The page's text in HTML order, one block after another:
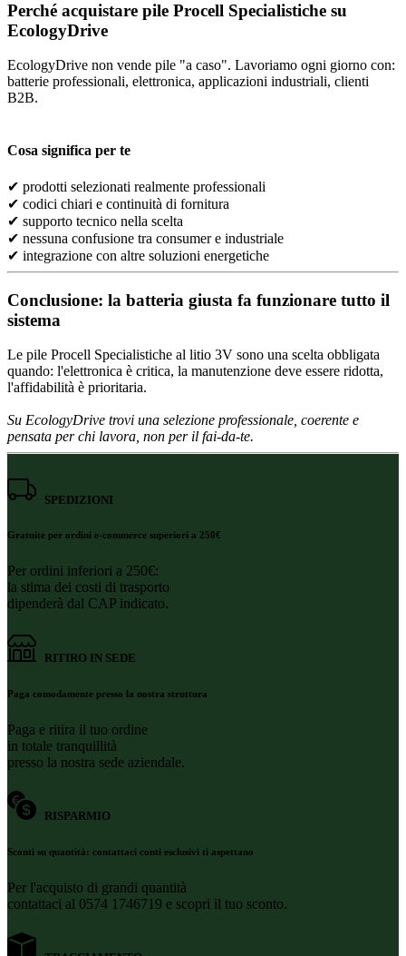
Perché acquistare pile Procell Specialistiche su
EcologyDrive
EcologyDrive non vende pile "a caso". Lavoriamo ogni giorno con:
batterie professionali, elettronica, applicazioni industriali, clienti
B2B.
Cosa significa per te
✔ prodotti selezionati realmente professionali
✔ codici chiari e continuità di fornitura
✔ supporto tecnico nella scelta
✔ nessuna confusione tra consumer e industriale
✔ integrazione con altre soluzioni energetiche
Conclusione: la batteria giusta fa funzionare tutto il
sistema
Le pile Procell Specialistiche al litio 3V sono una scelta obbligata
quando: l'elettronica è critica, la manutenzione deve essere ridotta,
l'affidabilità è prioritaria.
Su EcologyDrive trovi una selezione professionale, coerente e
pensata per chi lavora, non per il fai-da-te.
SPEDIZIONI
Gratuite per ordini e-commerce superiori a 250€
Per ordini inferiori a 250€:
la stima dei costi di trasporto
dipenderà dal CAP indicato.
RITIRO IN SEDE
Paga comodamente presso la nostra struttura
Paga e ritira il tuo ordine
in totale tranquillità
presso la nostra sede aziendale.
RISPARMIO
Sconti su quantità: contattaci conti esclusivi ti aspettano
Per l'acquisto di grandi quantità
contattaci al 0574 1746719 e scopri il tuo sconto.